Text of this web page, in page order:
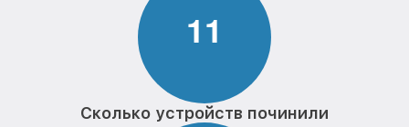
11
Сколько устройств починили